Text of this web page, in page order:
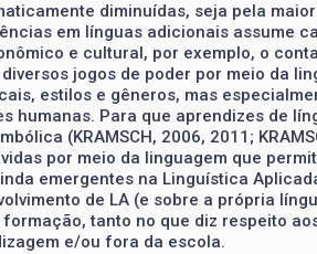
diminuídas, seja pela
em línguas adicionais assume
e cultural, por exemplo, o
jogos de poder por meio da
estilos e gêneros, mas
humanas. Para que aprendizes de
(KRAMSCH, 2006, 2011;
por meio da linguagem que
emergentes na Linguística
de LA (e sobre a própria
tanto no que diz respeito
e/ou fora da escola.